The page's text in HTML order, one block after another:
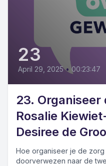
23
April 29, 2025 • 00:23:47
23.
Rosalie
Desiree de
Hoe organiseer je de
doorverwezen naar de